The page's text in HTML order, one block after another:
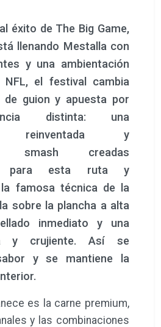
éxito de The Big Game,
llenando Mestalla con
y una ambientación
el festival cambia
de guion y apuesta por
distinta: una
reinventada y
smash creadas
para esta ruta y
famosa técnica de la
sobre la plancha a alta
inmediato y una
y crujiente. Así se
y se mantiene la
es la carne premium,
y las combinaciones